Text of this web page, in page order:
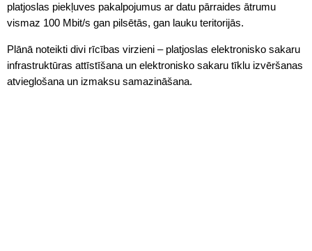
platjoslas piekļuves pakalpojumus ar datu pārraides ātrumu
vismaz 100 Mbit/s gan pilsētās, gan lauku teritorijās.
Plānā noteikti divi rīcības virzieni – platjoslas elektronisko sakaru
infrastruktūras attīstīšana un elektronisko sakaru tīklu izvēršanas
atvieglošana un izmaksu samazināšana.